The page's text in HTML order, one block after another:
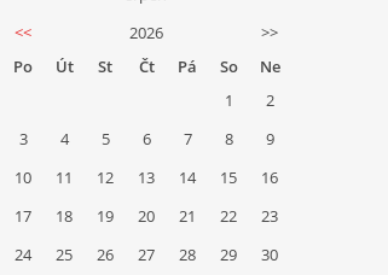
<<
2026
>>
Po
Út St Čt Pá So
Ne
1
2
3
4 5 6 7 8
9
10
11 12 13 14 15
16
17
18 19 20 21 22
23
24
25 26 27 28 29 30